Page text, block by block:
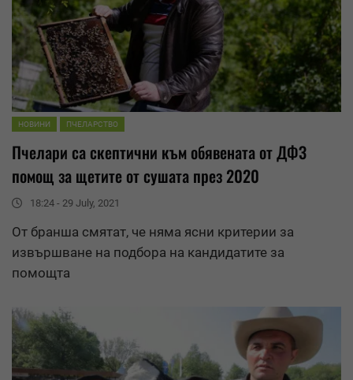
НОВИНИ ПЧЕЛАРСТВО
Пчелари са скептични към обявената от ДФЗ
помощ за щетите от сушата през 2020
18:24 - 29 July, 2021
От бранша смятат, че няма ясни критерии за
извършване на подбора на кандидатите за
помощта